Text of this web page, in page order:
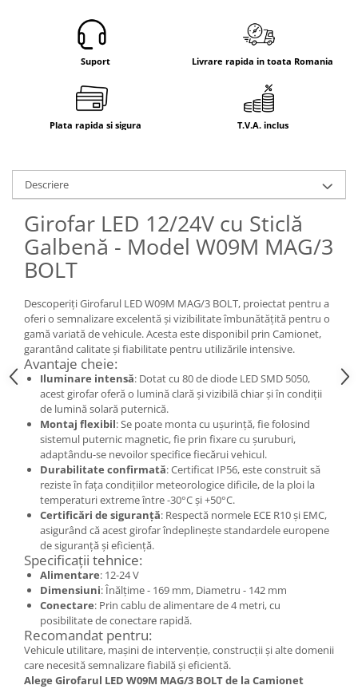
Motoare electrice si pompe
Role, bucse si bolturi
Cilindru hidraulic si burduf
Electrice
Hidraulice
Mecanice
Bolturi, role si bucse
Cilindri si burdufe
Pompe si motoare electrice
DAUTEL
Electrice
Hidraulica
Mecanica
Electropompa si motoare electrice
Burdufuri si cilindri hidraulici
Role, bucsi si bolturi
BEHRENS
Bolturi - role - bucse
Burdufe si cilindri
Mecanice
Electrice
Hidraulice
Motoare electrice si pompe
SÖRENSEN
Mecanice
Electrice
Hidraulice
Cilindri hidraulici si burdufe
Suport Livrare rapida in toata Romania
Plata rapida si sigura T.V.A. inclus
Descriere
Girofar LED 12/24V cu Sticlă
Galbenă - Model W09M MAG/3
BOLT
Descoperiți Girofarul LED W09M MAG/3 BOLT, proiectat pentru a
oferi o semnalizare excelentă și vizibilitate îmbunătățită pentru o
gamă variată de vehicule. Acesta este disponibil prin Camionet,
garantând calitate și fiabilitate pentru utilizările intensive.
Avantaje cheie:
Iluminare intensă: Dotat cu 80 de diode LED SMD 5050,
acest girofar oferă o lumină clară și vizibilă chiar și în condiții
de lumină solară puternică.
Montaj flexibil: Se poate monta cu ușurință, fie folosind
sistemul puternic magnetic, fie prin fixare cu șuruburi,
adaptându-se nevoilor specifice fiecărui vehicul.
Durabilitate confirmată: Certificat IP56, este construit să
reziste în fața condițiilor meteorologice dificile, de la ploi la
temperaturi extreme între -30°C și +50°C.
Certificări de siguranță: Respectă normele ECE R10 și EMC,
asigurând că acest girofar îndeplinește standardele europene
de siguranță și eficiență.
Specificații tehnice:
Alimentare: 12-24 V
Dimensiuni: Înălțime - 169 mm, Diametru - 142 mm
Conectare: Prin cablu de alimentare de 4 metri, cu
posibilitate de conectare rapidă.
Recomandat pentru:
Vehicule utilitare, mașini de intervenție, construcții și alte domenii
care necesită semnalizare fiabilă și eficientă.
Alege Girofarul LED W09M MAG/3 BOLT de la Camionet